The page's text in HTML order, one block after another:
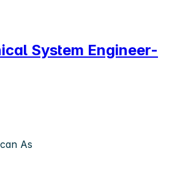
System Engineer-
As